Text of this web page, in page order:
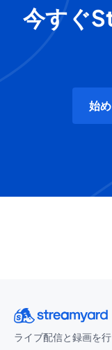
今すぐ
始
ライブ配信と録画を